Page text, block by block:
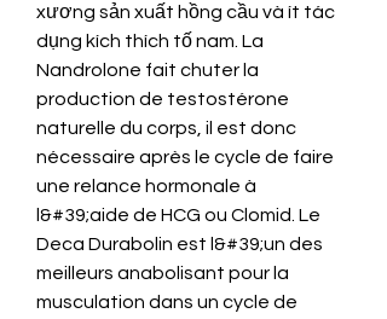
xương sản xuất hồng cầu và ít tác
dụng kích thích tố nam. La
Nandrolone fait chuter la
production de testostérone
naturelle du corps, il est donc
nécessaire après le cycle de faire
une relance hormonale à
l&#39;aide de HCG ou Clomid. Le
Deca Durabolin est l&#39;un des
meilleurs anabolisant pour la
musculation dans un cycle de